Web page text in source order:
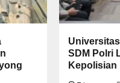
SDM Polri
Kepolisian